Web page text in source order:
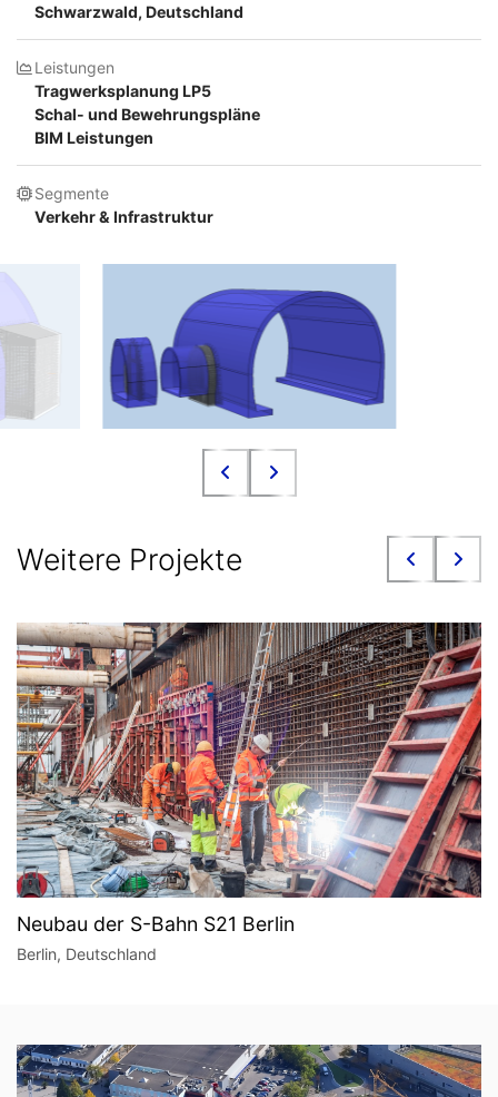
Schwarzwald, Deutschland
Leistungen
Tragwerksplanung LP5
Schal- und Bewehrungspläne
BIM Leistungen
Segmente
Verkehr & Infrastruktur
Weitere Projekte
Neubau der S-Bahn S21 Berlin
Berlin, Deutschland